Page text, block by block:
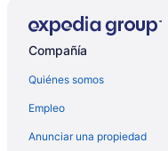
Compañía
Quiénes somos
Empleo
Anunciar una propiedad